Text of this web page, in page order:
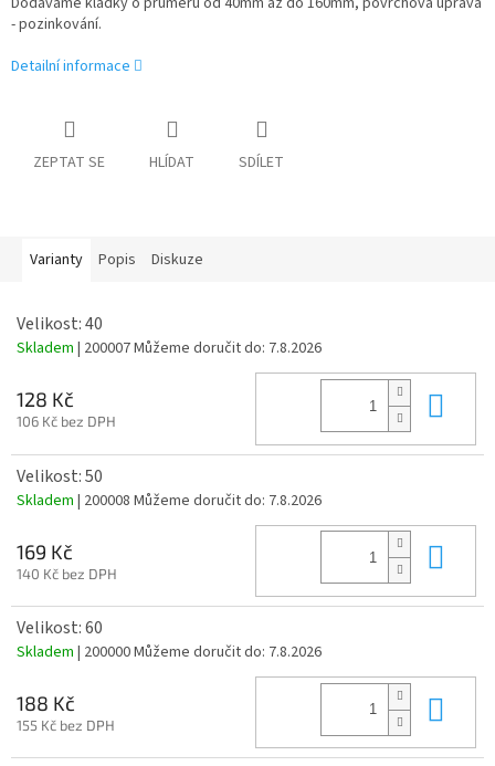
- pozinkování.
Detailní informace
ZEPTAT SE HLÍDAT SDÍLET
Varianty Popis Diskuze
Velikost: 40
Skladem | 200007Můžeme doručit do: 7.8.2026
128 Kč
106 Kč bez DPH
Velikost: 50
Skladem | 200008 Můžeme doručit do: 7.8.2026
169 Kč
140 Kč bez DPH
Velikost: 60
Skladem | 200000Můžeme doručit do: 7.8.2026
188 Kč
155 Kč bez DPH